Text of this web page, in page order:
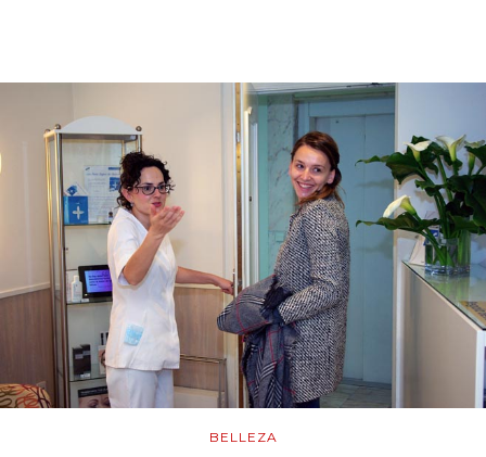
BELLEZA